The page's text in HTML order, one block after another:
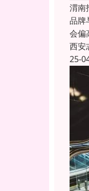
渭南
品牌
会偏
西安
25-